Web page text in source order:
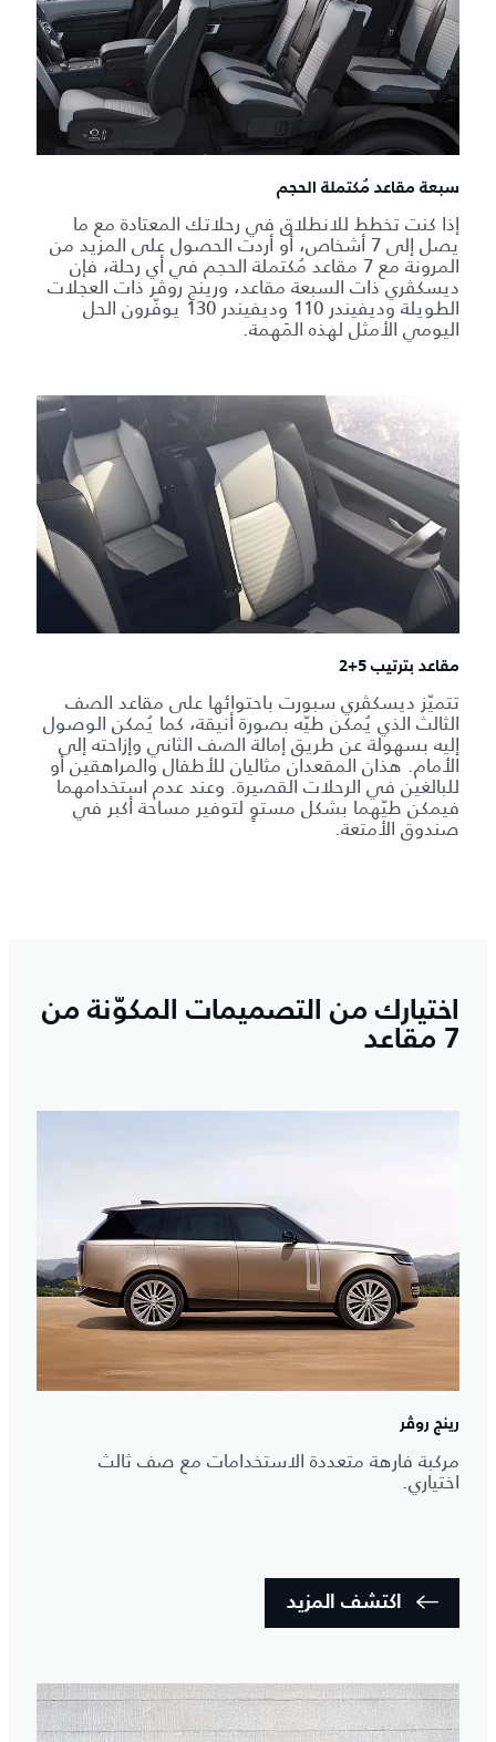
سبعة مقاعد مُكتملة الحجم
إذا كنت تخطط للانطلاق في رحلاتك المعتادة مع ما
يصل إلى 7 أشخاص، أو أردت الحصول على المزيد من
المرونة مع 7 مقاعد مُكتملة الحجم في أي رحلة، فإن
ديسكڤري ذات السبعة مقاعد، ورينج روڤر ذات العجلات
الطويلة وديفيندر 110 وديفيندر 130 يوفّرون الحل
اليومي الأمثل لهذه المَهمة.
مقاعد بترتيب 5+2
تتميّز ديسكڤري سبورت باحتوائها على مقاعد الصف
الثالث الذي يُمكن طيّه بصورة أنيقة، كما يُمكن الوصول
إليه بسهولة عن طريق إمالة الصف الثاني وإزاحته إلى
الأمام. هذان المقعدان مثاليان للأطفال والمراهقين أو
للبالغين في الرحلات القصيرة. وعند عدم استخدامهما
فيمكن طيّهما بشكل مستوٍ لتوفير مساحة أكبر في
صندوق الأمتعة.
اختيارك من التصميمات المكوّنة من
7 مقاعد
رينج روڤر
مركبة فارهة متعددة الاستخدامات مع صف ثالث
اختياري.
اكتشف المزيد